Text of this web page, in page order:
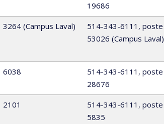
19686
3264 (Campus Laval)
514-343-6111, poste
53026 (Campus Laval)
6038
514-343-6111, poste
28676
2101
514-343-6111, poste
5835